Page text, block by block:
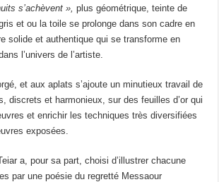
s’achèvent », plus géométrique, teinte de
et ou la toile se prolonge dans son cadre en
solide et authentique qui se transforme en
l’univers de l’artiste.
et aux aplats s’ajoute un minutieux travail de
discrets et harmonieux, sur des feuilles d’or qui
et enrichir les techniques très diversifiées
exposées.
a, pour sa part, choisi d’illustrer chacune
par une poésie du regretté Messaour